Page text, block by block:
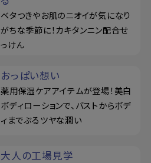
ベタつきやお肌のニオイが気になり
がちな季節に！カキタンニン配合せ
っけん
おっぱい想い
薬用保湿ケアアイテムが登場！美白
ボディローションで、バストからボデ
ィまでぷるツヤな潤い
大人の工場見学